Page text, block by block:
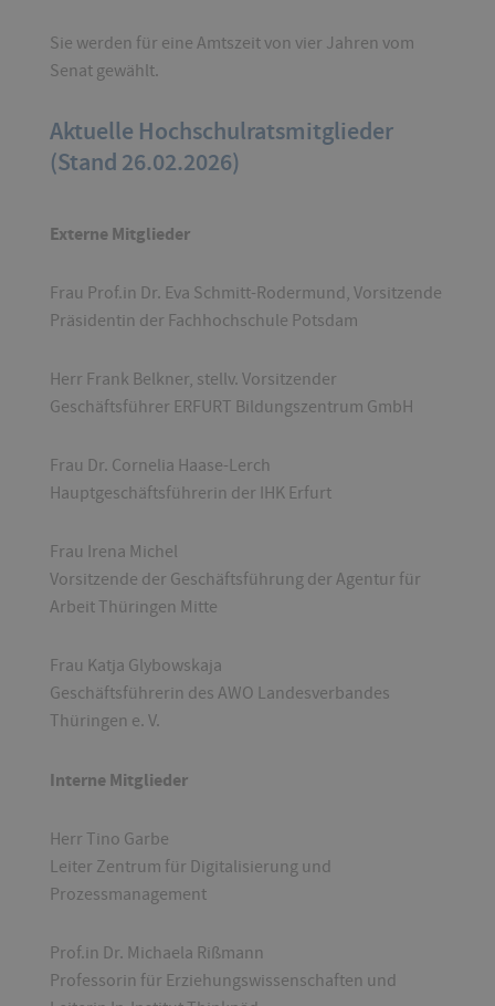
Sie werden für eine Amtszeit von vier Jahren vom
Senat gewählt.
Aktuelle Hochschulratsmitglieder
(Stand 26.02.2026)
Externe Mitglieder
Frau Prof.in Dr. Eva Schmitt-Rodermund, Vorsitzende
Präsidentin der Fachhochschule Potsdam
Herr Frank Belkner, stellv. Vorsitzender
Geschäftsführer ERFURT Bildungszentrum GmbH
Frau Dr. Cornelia Haase-Lerch
Hauptgeschäftsführerin der IHK Erfurt
Frau Irena Michel
Vorsitzende der Geschäftsführung der Agentur für
Arbeit Thüringen Mitte
Frau Katja Glybowskaja
Geschäftsführerin des AWO Landesverbandes
Thüringen e. V.
Interne Mitglieder
Herr Tino Garbe
Leiter Zentrum für Digitalisierung und
Prozessmanagement
Prof.in Dr. Michaela Rißmann
Professorin für Erziehungswissenschaften und